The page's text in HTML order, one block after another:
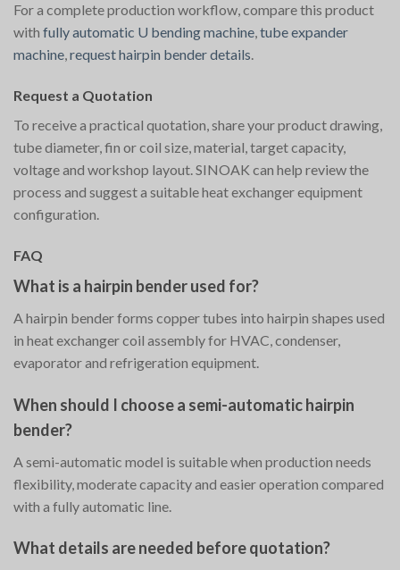
For a complete production workflow, compare this product
with fully automatic U bending machine,tube expander
machine,request hairpin bender details.
Request a Quotation
To receive a practical quotation, share your product drawing,
tube diameter, fin or coil size, material, target capacity,
voltage and workshop layout. SINOAK can help review the
process and suggest a suitable heat exchanger equipment
configuration.
FAQ
What is a hairpin bender used for?
A hairpin bender forms copper tubes into hairpin shapes used
in heat exchanger coil assembly for HVAC, condenser,
evaporator and refrigeration equipment.
When should I choose a semi-automatic hairpin
bender?
A semi-automatic model is suitable when production needs
flexibility, moderate capacity and easier operation compared
with a fully automatic line.
What details are needed before quotation?